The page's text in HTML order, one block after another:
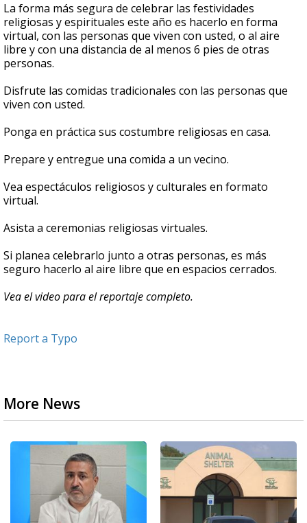
La forma más segura de celebrar las festividades
religiosas y espirituales este año es hacerlo en forma
virtual, con las personas que viven con usted, o al aire
libre y con una distancia de al menos 6 pies de otras
personas.
Disfrute las comidas tradicionales con las personas que
viven con usted.
Ponga en práctica sus costumbre religiosas en casa.
Prepare y entregue una comida a un vecino.
Vea espectáculos religiosos y culturales en formato
virtual.
Asista a ceremonias religiosas virtuales.
Si planea celebrarlo junto a otras personas, es más
seguro hacerlo al aire libre que en espacios cerrados.
Vea el video para el reportaje completo.
Report a Typo
More News